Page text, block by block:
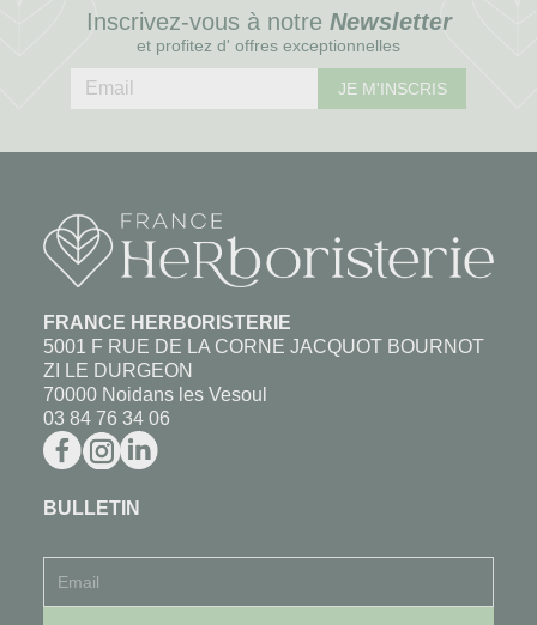
Inscrivez-vous à notre Newsletter
et profitez d' offres exceptionnelles
JE M'INSCRIS
FRANCE HERBORISTERIE
5001 F RUE DE LA CORNE JACQUOT BOURNOT
ZI LE DURGEON
70000 Noidans les Vesoul
03 84 76 34 06
BULLETIN